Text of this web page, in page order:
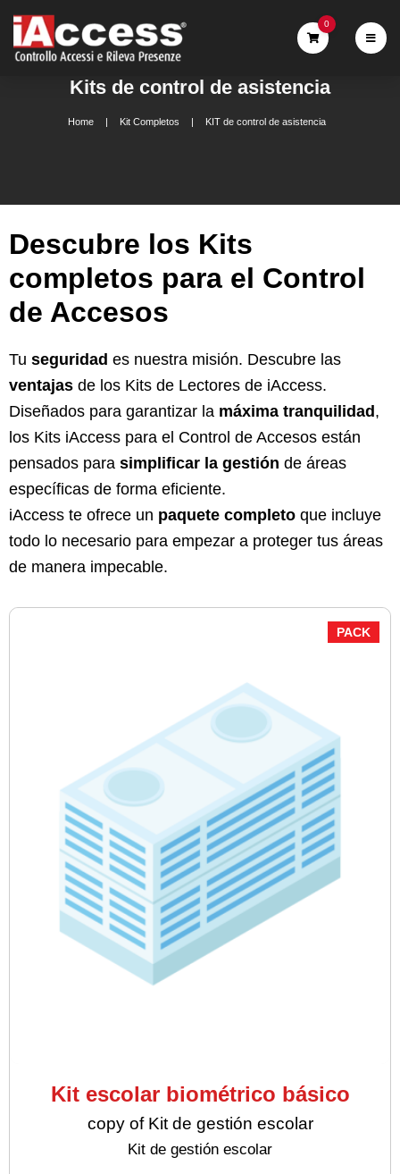
0
Kits de control de asistencia
Home Kit Completos KIT de control de asistencia
Descubre los Kits
completos para el Control
de Accesos
Tu seguridad es nuestra misión. Descubre las
ventajas de los Kits de Lectores de iAccess.
Diseñados para garantizar la máxima tranquilidad ,
los Kits iAccess para el Control de Accesos están
pensados para simplificar la gestión de áreas
específicas de forma eficiente.
iAccess te ofrece un paquete completo que incluye
todo lo necesario para empezar a proteger tus áreas
de manera impecable.
PACK
Kit escolar biométrico básico
copy of Kit de gestión escolar
Kit de gestión escolar